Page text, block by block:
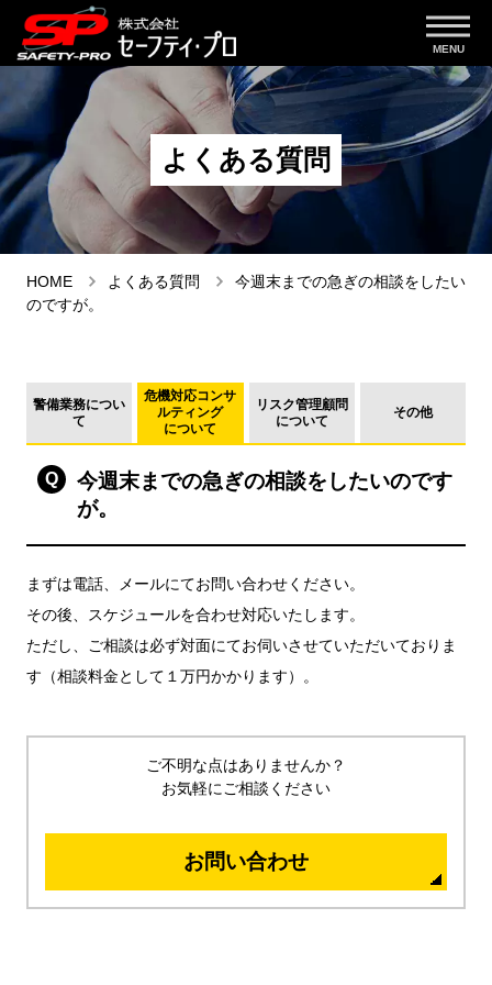
よくある質問
HOME よくある質問
今週末までの急ぎの相談をしたい
のですが。
警備業務につい
て
危機対応コンサ
ルティング
について
リスク管理顧問
について
その他
今週末までの急ぎの相談をしたいのです
が。
まずは電話、メールにてお問い合わせください。
その後、スケジュールを合わせ対応いたします。
ただし、ご相談は必ず対面にてお伺いさせていただいておりま
す（相談料金として１万円かかります）。
ご不明な点はありませんか？
お気軽にご相談ください
お問い合わせ